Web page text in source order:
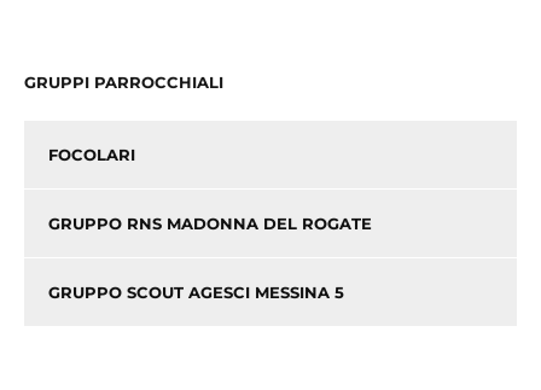
GRUPPI PARROCCHIALI
FOCOLARI
GRUPPO RNS MADONNA DEL ROGATE
GRUPPO SCOUT AGESCI MESSINA 5